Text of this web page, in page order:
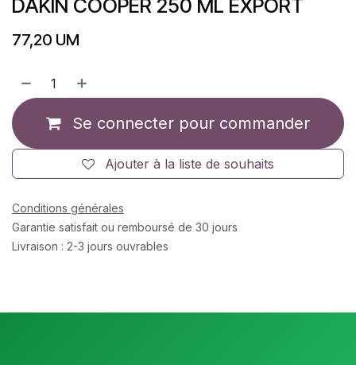
DAKIN COOPER 250 ML EXPORT
77,20 UM
Se connecter pour commander
Ajouter à la liste de souhaits
Conditions générales
Garantie satisfait ou remboursé de 30 jours
Livraison : 2-3 jours ouvrables